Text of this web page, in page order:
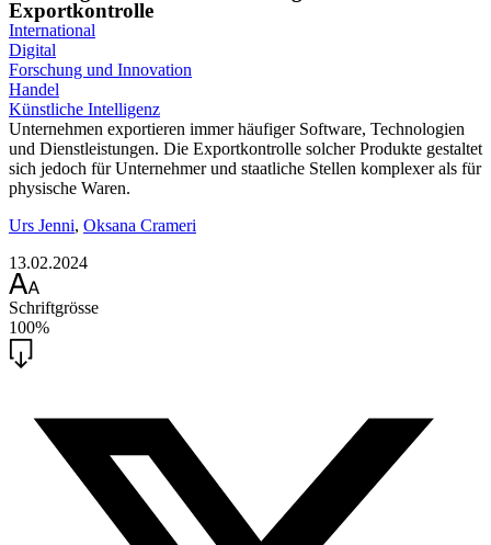
Exportkontrolle
International
Digital
Forschung und Innovation
Handel
Künstliche Intelligenz
Unternehmen exportieren immer häufiger Software, Technologien
und Dienstleistungen. Die Exportkontrolle solcher Produkte gestaltet
sich jedoch für Unternehmer und staatliche Stellen komplexer als für
physische Waren.
Urs Jenni, Oksana Crameri
13.02.2024
Schriftgrösse
100%